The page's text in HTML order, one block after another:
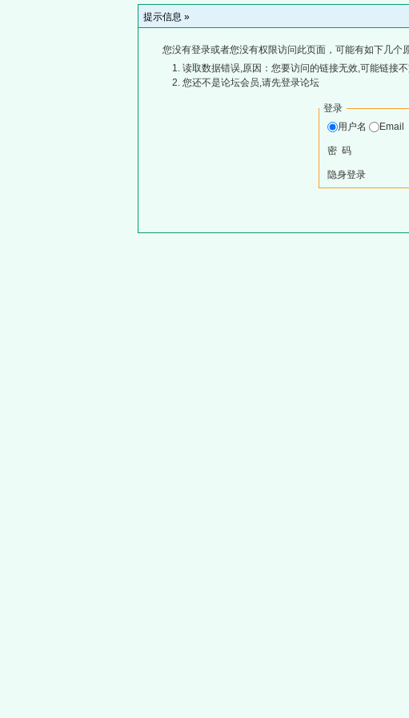
提示信息 »
您没有登录或者您没有权限访问此页面，可能有如下几个
读取数据错误,原因：您要访问的链接无效,可能链接
您还不是论坛会员,请先登录论坛
登录
用户名
Email
密 码
隐身登录